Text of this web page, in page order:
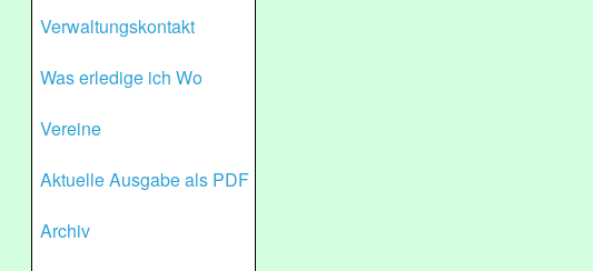
Verwaltungskontakt
Was erledige ich Wo
Vereine
Aktuelle Ausgabe als PDF
Archiv